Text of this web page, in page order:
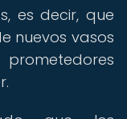
es decir, que
nuevos vasos